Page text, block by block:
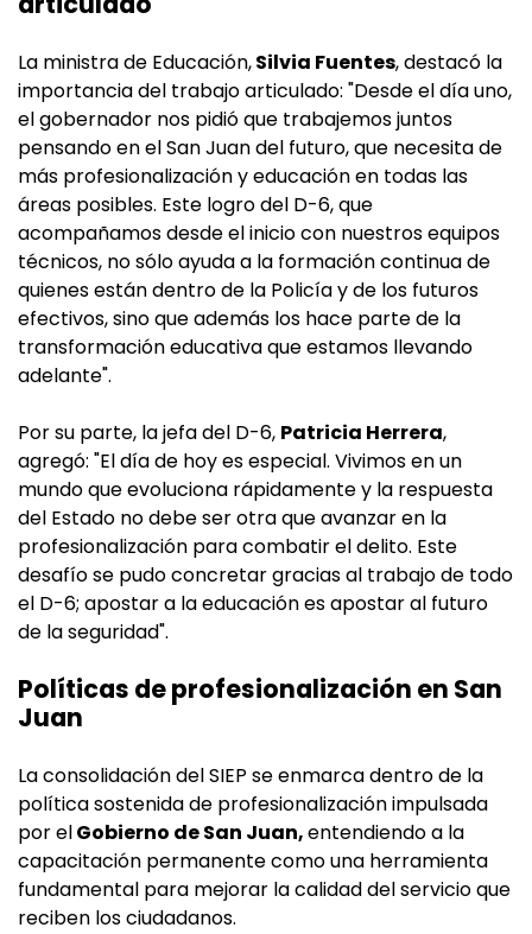
La ministra de Educación,Silvia Fuentes, destacó la
importancia del trabajo articulado: "Desde el día uno,
el gobernador nos pidió que trabajemos juntos
pensando en el San Juan del futuro, que necesita de
más profesionalización y educación en todas las
áreas posibles. Este logro del D-6, que
acompañamos desde el inicio con nuestros equipos
técnicos, no sólo ayuda a la formación continua de
quienes están dentro de la Policía y de los futuros
efectivos, sino que además los hace parte de la
transformación educativa que estamos llevando
adelante".
Por su parte, la jefa del D-6, Patricia Herrera,
agregó: "El día de hoy es especial. Vivimos en un
mundo que evoluciona rápidamente y la respuesta
del Estado no debe ser otra que avanzar en la
profesionalización para combatir el delito. Este
desafío se pudo concretar gracias al trabajo de todo
el D-6; apostar a la educación es apostar al futuro
de la seguridad".
Políticas de profesionalización en San
Juan
La consolidación del SIEP se enmarca dentro de la
política sostenida de profesionalización impulsada
por elGobierno de San Juan,entendiendo a la
capacitación permanente como una herramienta
fundamental para mejorar la calidad del servicio que
reciben los ciudadanos.